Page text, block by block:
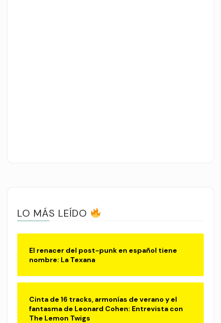
LO MÁS LEÍDO
El renacer del post-punk en español tiene
nombre: La Texana
Cinta de 16 tracks, armonías de verano y el
fantasma de Leonard Cohen: Entrevista con
The Lemon Twigs